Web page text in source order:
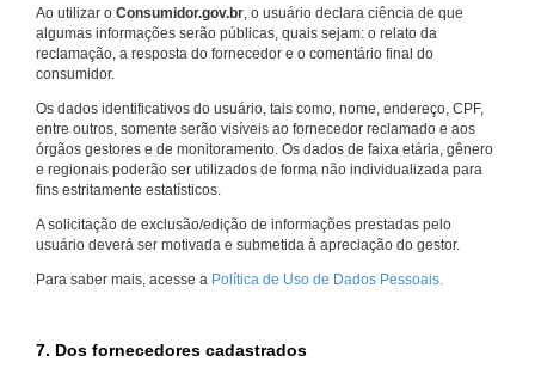
Ao utilizar o Consumidor.gov.br , o usuário declara ciência de que
algumas informações serão públicas, quais sejam: o relato da
reclamação, a resposta do fornecedor e o comentário final do
consumidor.
Os dados identificativos do usuário, tais como, nome, endereço, CPF,
entre outros, somente serão visíveis ao fornecedor reclamado e aos
órgãos gestores e de monitoramento. Os dados de faixa etária, gênero
e regionais poderão ser utilizados de forma não individualizada para
fins estritamente estatísticos.
A solicitação de exclusão/edição de informações prestadas pelo
usuário deverá ser motivada e submetida à apreciação do gestor.
Para saber mais, acesse a Política de Uso de Dados Pessoais.
7. Dos fornecedores cadastrados